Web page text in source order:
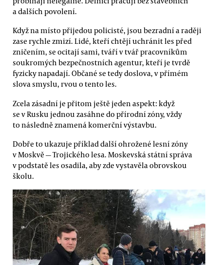
a dalších povolení.
Když na místo přijedou policisté, jsou bezradní a raději
zase rychle zmizí. Lidé, kteří chtějí uchránit les před
zničením, se ocitají sami, tváří v tvář pracovníkům
soukromých bezpečnostních agentur, kteří je tvrdě
fyzicky napadají. Občané se tedy doslova, v přímém
slova smyslu, rvou o tento les.
Zcela zásadní je přitom ještě jeden aspekt: když
se v Rusku jednou zasáhne do přírodní zóny, vždy
to následně znamená komerční výstavbu.
Dobře to ukazuje příklad další ohrožené lesní zóny
v Moskvě — Trojického lesa. Moskevská státní správa
v podstatě les osadila, aby zde vystavěla obrovskou
školu.